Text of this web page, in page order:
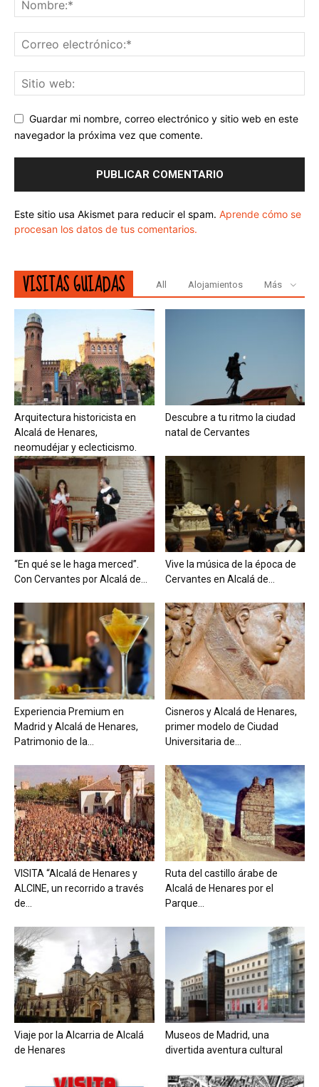
Guardar mi nombre, correo electrónico y sitio web en este
navegador la próxima vez que comente.
Este sitio usa Akismet para reducir el spam. Aprende cómo se
procesan los datos de tus comentarios.
VISITAS GUIADAS All Alojamientos Más
Arquitectura historicista en
Alcalá de Henares,
neomudéjar y eclecticismo.
Descubre a tu ritmo la ciudad
natal de Cervantes
“En qué se le haga merced”.
Con Cervantes por Alcalá de...
Vive la música de la época de
Cervantes en Alcalá de...
Experiencia Premium en
Madrid y Alcalá de Henares,
Patrimonio de la...
Cisneros y Alcalá de Henares,
primer modelo de Ciudad
Universitaria de...
VISITA “Alcalá de Henares y
ALCINE, un recorrido a través
de...
Ruta del castillo árabe de
Alcalá de Henares por el
Parque...
Viaje por la Alcarria de Alcalá
de Henares
Museos de Madrid, una
divertida aventura cultural